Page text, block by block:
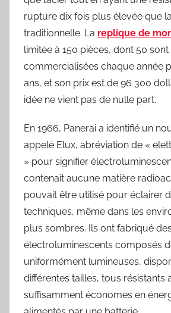
rupture dix fois plus élevée que
traditionnelle. La replique de
limitée à 150 pièces, dont 50 sont
commercialisées chaque année
ans, et son prix est de 96 300
idée ne vient pas de nulle part.
En 1966, Panerai a identifié un
appelé Elux, abréviation de «
» pour signifier
contenait aucune matière
pouvait être utilisé pour éclairer
techniques, même dans les
plus sombres. Ils ont fabriqué
électroluminescents composés
uniformément lumineuses,
différentes tailles, tous résistants
suffisamment économes en